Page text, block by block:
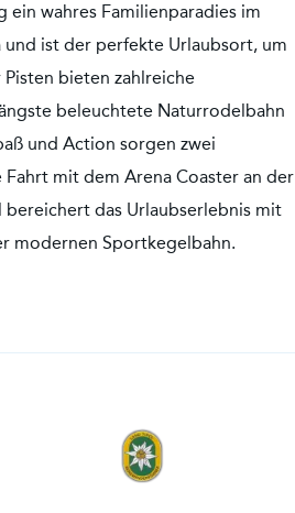
wahres Familienparadies im
und ist der perfekte Urlaubsort, um
bieten zahlreiche
beleuchtete Naturrodelbahn
und Action sorgen zwei
mit dem Arena Coaster an der
bereichert das Urlaubserlebnis mit
modernen Sportkegelbahn.